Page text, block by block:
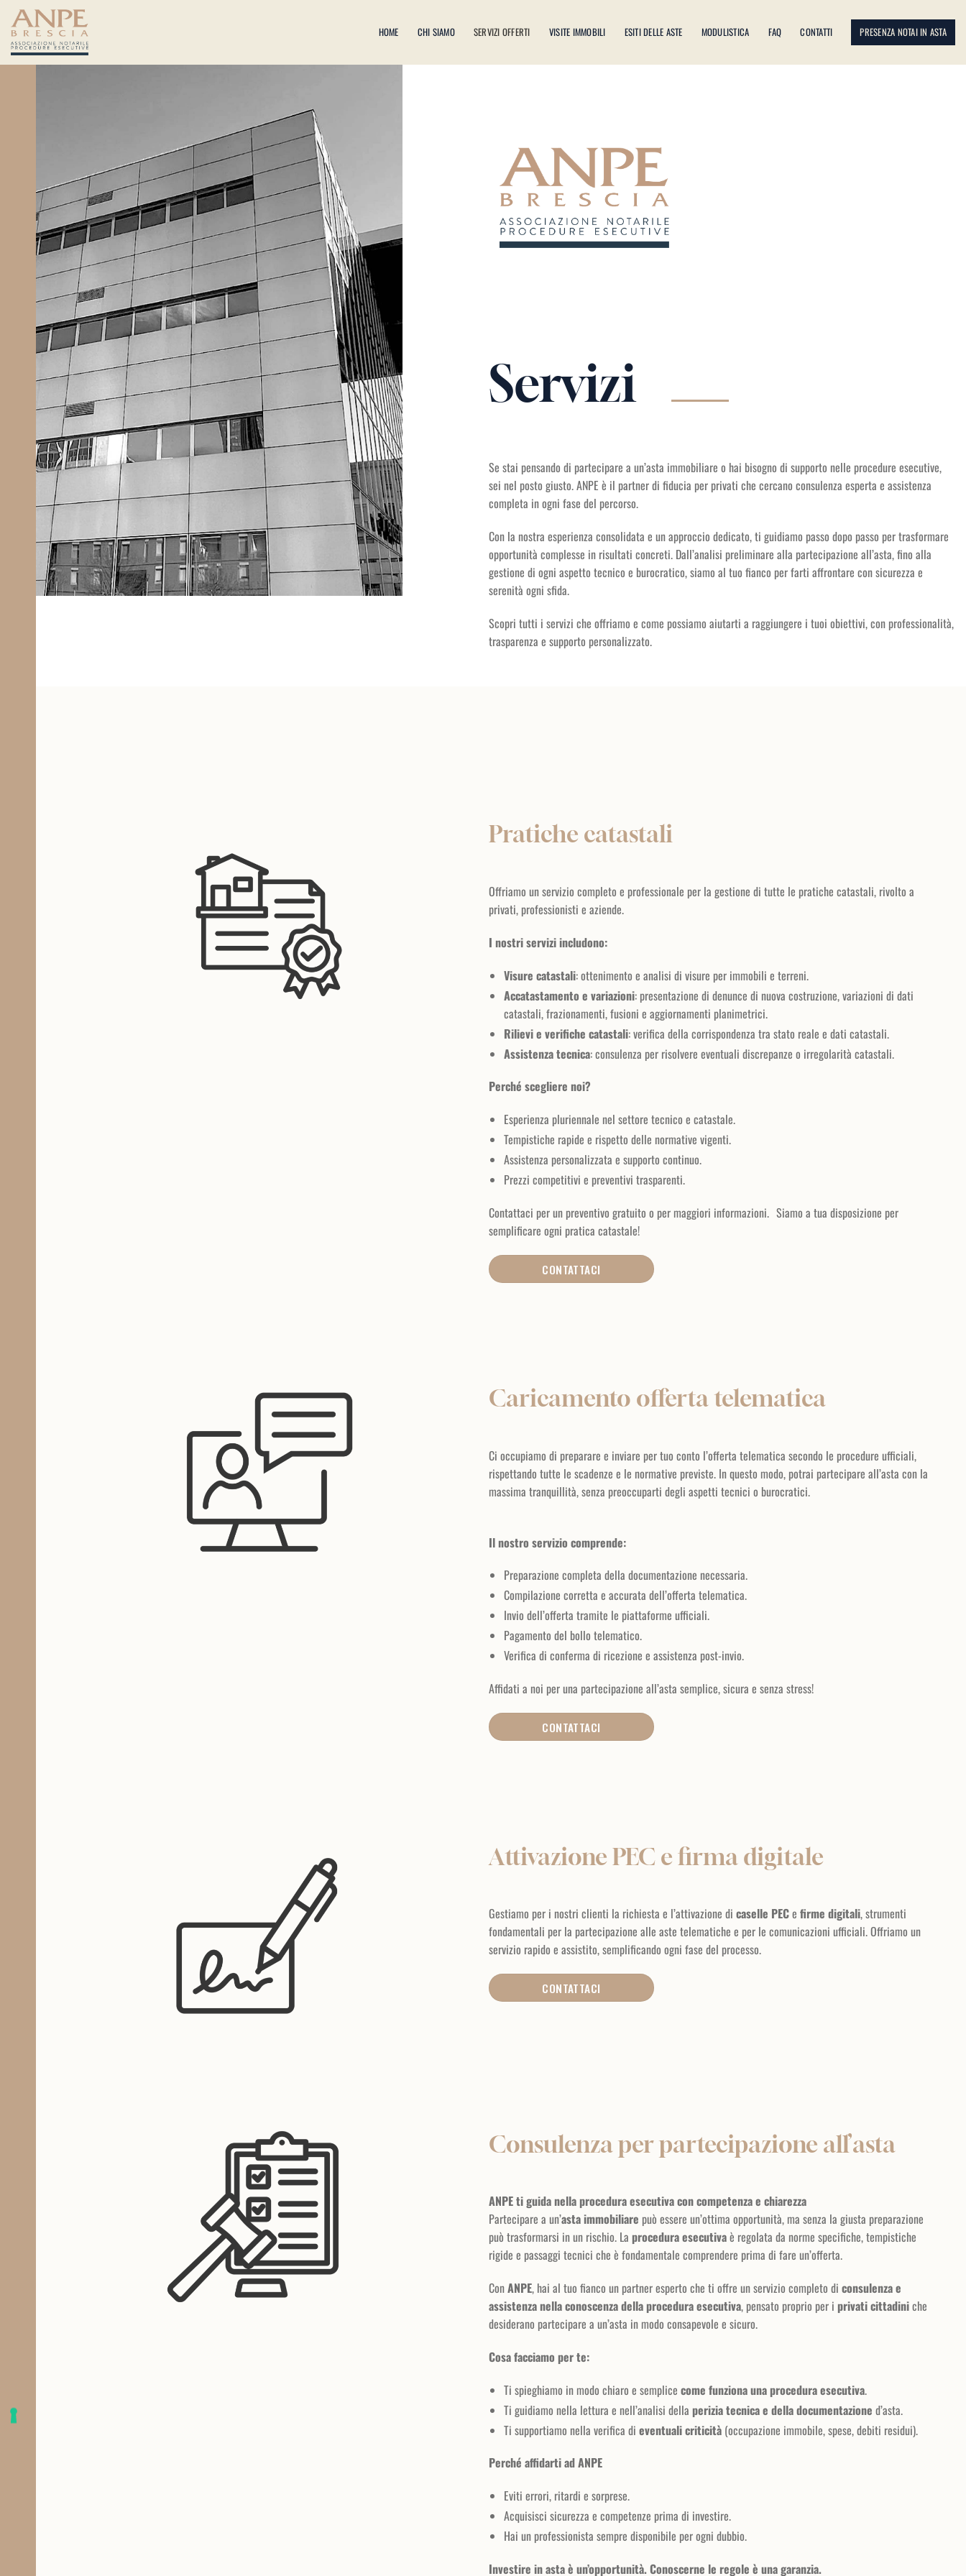
Salta
contenuti
HOME CHI SIAMO SERVIZI OFFERTI VISITE IMMOBILI ESITI DELLE ASTE MODULISTICA FAQ CONTATTI PRESENZA NOTAI IN ASTA
Servizi
Se stai pensando di partecipare a un’asta immobiliare o hai bisogno di supporto nelle procedure esecutive,
sei nel posto giusto. ANPE è il partner di fiducia per privati che cercano consulenza esperta e assistenza
completa in ogni fase del percorso.
Con la nostra esperienza consolidata e un approccio dedicato, ti guidiamo passo dopo passo per trasformare
opportunità complesse in risultati concreti. Dall’analisi preliminare alla partecipazione all’asta, fino alla
gestione di ogni aspetto tecnico e burocratico, siamo al tuo fianco per farti affrontare con sicurezza e
serenità ogni sfida.
Scopri tutti i servizi che offriamo e come possiamo aiutarti a raggiungere i tuoi obiettivi, con professionalità,
trasparenza e supporto personalizzato.
Pratiche catastali
Offriamo un servizio completo e professionale per la gestione di tutte le pratiche catastali, rivolto a
privati, professionisti e aziende.
I nostri servizi includono:
Visure catastali: ottenimento e analisi di visure per immobili e terreni.
Accatastamento e variazioni: presentazione di denunce di nuova costruzione, variazioni di dati
catastali, frazionamenti, fusioni e aggiornamenti planimetrici.
Rilievi e verifiche catastali: verifica della corrispondenza tra stato reale e dati catastali.
Assistenza tecnica: consulenza per risolvere eventuali discrepanze o irregolarità catastali.
Perché scegliere noi?
Esperienza pluriennale nel settore tecnico e catastale.
Tempistiche rapide e rispetto delle normative vigenti.
Assistenza personalizzata e supporto continuo.
Prezzi competitivi e preventivi trasparenti.
Contattaci per un preventivo gratuito o per maggiori informazioni. Siamo a tua disposizione per
semplificare ogni pratica catastale!
CONTATTACI
Caricamento offerta telematica
Ci occupiamo di preparare e inviare per tuo conto l’offerta telematica secondo le procedure ufficiali,
rispettando tutte le scadenze e le normative previste. In questo modo, potrai partecipare all’asta con la
massima tranquillità, senza preoccuparti degli aspetti tecnici o burocratici.
Il nostro servizio comprende:
Preparazione completa della documentazione necessaria.
Compilazione corretta e accurata dell’offerta telematica.
Invio dell’offerta tramite le piattaforme ufficiali.
Pagamento del bollo telematico.
Verifica di conferma di ricezione e assistenza post-invio.
Affidati a noi per una partecipazione all’asta semplice, sicura e senza stress!
CONTATTACI
Attivazione PEC e firma digitale
Gestiamo per i nostri clienti la richiesta e l’attivazione di caselle PECe firme digitali, strumenti
fondamentali per la partecipazione alle aste telematiche e per le comunicazioni ufficiali. Offriamo un
servizio rapido e assistito, semplificando ogni fase del processo.
CONTATTACI
Consulenza per partecipazione all’asta
ANPE ti guida nella procedura esecutiva con competenza e chiarezza
Partecipare a un’asta immobiliare può essere un’ottima opportunità, ma senza la giusta preparazione
può trasformarsi in un rischio. La procedura esecutivaè regolata da norme specifiche, tempistiche
rigide e passaggi tecnici che è fondamentale comprendere prima di fare un’offerta.
ConANPE, hai al tuo fianco un partner esperto che ti offre un servizio completo di consulenza e
assistenza nella conoscenza della procedura esecutiva, pensato proprio per i privati cittadiniche
desiderano partecipare a un’asta in modo consapevole e sicuro.
Cosa facciamo per te:
Ti spieghiamo in modo chiaro e semplice come funziona una procedura esecutiva.
Ti guidiamo nella lettura e nell’analisi della perizia tecnica e della documentazione d’asta.
Ti supportiamo nella verifica di eventuali criticità(occupazione immobile, spese, debiti residui).
Perché affidarti ad ANPE
Eviti errori, ritardi e sorprese.
Acquisisci sicurezza e competenze prima di investire.
Hai un professionista sempre disponibile per ogni dubbio.
Investire in asta è un’opportunità. Conoscerne le regole è una garanzia.